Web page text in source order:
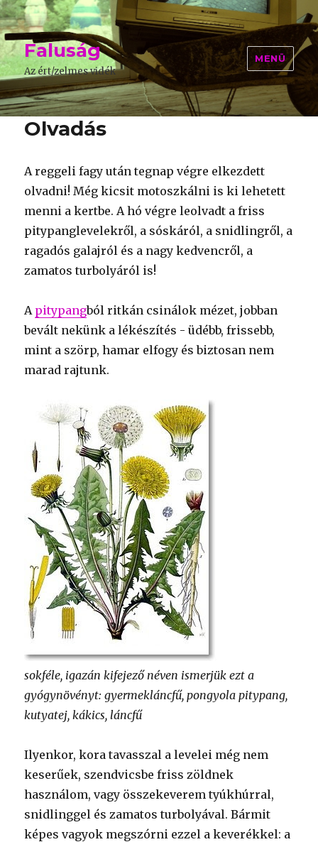
Faluság
Az ért/zelmes vidék
MENÜ
Olvadás
A reggeli fagy után tegnap végre elkezdett
olvadni! Még kicsit motoszkálni is ki lehetett
menni a kertbe. A hó végre leolvadt a friss
pitypanglevelekről, a sóskáról, a snidlingről, a
ragadós galajról és a nagy kedvencről, a
zamatos turbolyáról is!
A pitypangból ritkán csinálok mézet, jobban
bevált nekünk a lékészítés - üdébb, frissebb,
mint a szörp, hamar elfogy és biztosan nem
marad rajtunk.
sokféle, igazán kifejező néven ismerjük ezt a
gyógynövényt: gyermekláncfű, pongyola pitypang,
kutyatej, kákics, láncfű
Ilyenkor, kora tavasszal a levelei még nem
keserűek, szendvicsbe friss zöldnek
használom, vagy összekeverem tyúkhúrral,
snidlinggel és zamatos turbolyával. Bármit
képes vagyok megszórni ezzel a keverékkel: a